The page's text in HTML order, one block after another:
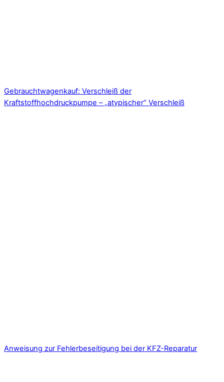
Gebrauchtwagenkauf: Verschleiß der
Kraftstoffhochdruckpumpe – „atypischer“ Verschleiß
Anweisung zur Fehlerbeseitigung bei der KFZ-Reparatur